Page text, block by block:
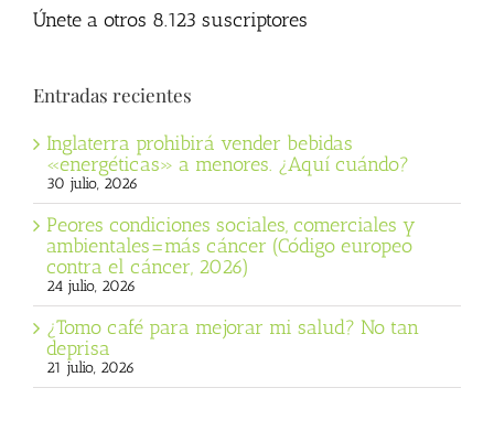
Únete a otros 8.123 suscriptores
Entradas recientes
Inglaterra prohibirá vender bebidas
«energéticas» a menores. ¿Aquí cuándo?
30 julio, 2026
Peores condiciones sociales, comerciales y
ambientales=más cáncer (Código europeo
contra el cáncer, 2026)
24 julio, 2026
¿Tomo café para mejorar mi salud? No tan
deprisa
21 julio, 2026